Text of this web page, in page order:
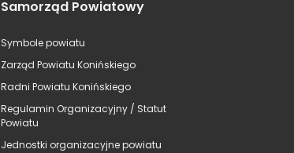
Samorząd Powiatowy
Symbole powiatu
Zarząd Powiatu Konińskiego
Radni Powiatu Konińskiego
Regulamin Organizacyjny / Statut
Powiatu
Jednostki organizacyjne powiatu